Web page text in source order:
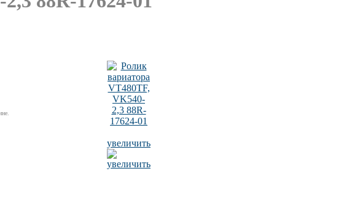
увеличить